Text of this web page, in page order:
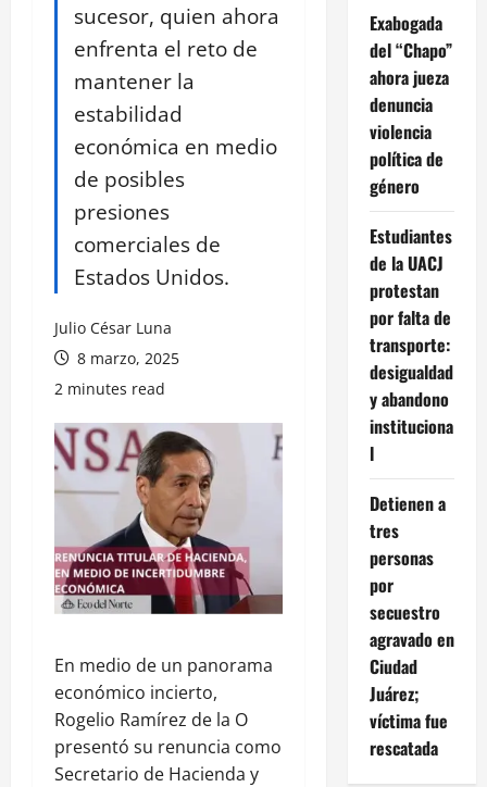
sucesor, quien ahora
enfrenta el reto de
mantener la
estabilidad
económica en medio
de posibles
presiones
comerciales de
Estados Unidos.
Julio César Luna
8 marzo, 2025
2 minutes read
En medio de un panorama
económico incierto,
Rogelio Ramírez de la O
presentó su renuncia como
Secretario de Hacienda y
Exabogada
del “Chapo”
ahora jueza
denuncia
violencia
política de
género
Estudiantes
de la UACJ
protestan
por falta de
transporte:
desigualdad
y abandono
instituciona
l
Detienen a
tres
personas
por
secuestro
agravado en
Ciudad
Juárez;
víctima fue
rescatada